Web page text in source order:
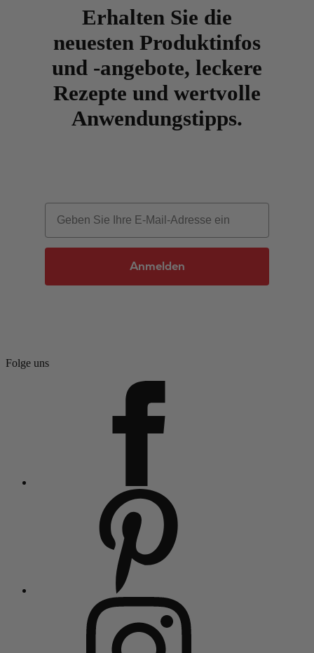
Erhalten Sie die
neuesten Produktinfos
und -angebote, leckere
Rezepte und wertvolle
Anwendungstipps.
Email
Anmelden
Folge uns